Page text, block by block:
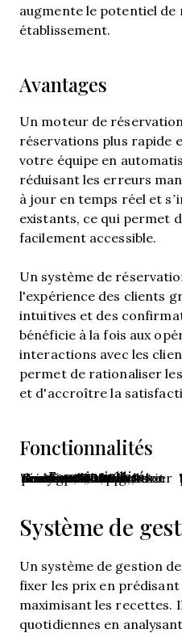
augmente le potentiel de
établissement.
Avantages
Un moteur de
réservations plus rapide
votre équipe en
réduisant les erreurs
à jour en temps réel et
existants, ce qui permet
facilement accessible.
Un système de
l'expérience des clients
intuitives et des
bénéficie à la fois aux
interactions avec les
permet de rationaliser
et d'accroître la
Fonctionnalités
Fonctionnalités essentielles
Gestion des réservations, Calendrier des disponibilités, Gestion des tarifs, Traitement des paiements, Intégration avec les channel managers, Rapports et analyses, Gestion des données clients
Système de
Un système de gestion
fixer les prix en prédisant
maximisant les recettes.
quotidiennes en